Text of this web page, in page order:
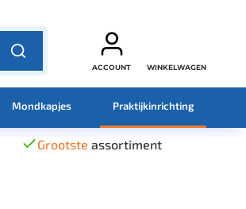
ACCOUNT WINKELWAGEN
Mondkapjes Praktijkinrichting
Grootste assortiment